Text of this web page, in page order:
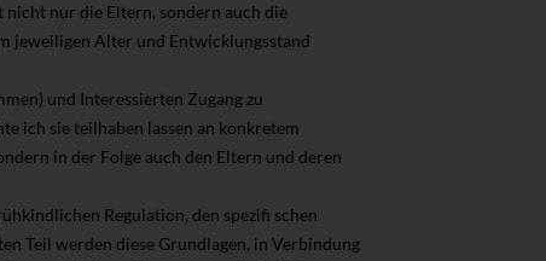
nur die Eltern, sondern auch die
jeweiligen Alter und Entwicklungsstand
und Interessierten Zugang zu
ich sie teilhaben lassen an konkretem
in der Folge auch den Eltern und deren
Regulation, den spezifi schen
Teil werden diese Grundlagen, in Verbindung